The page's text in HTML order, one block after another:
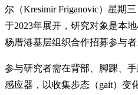
尔（Kresimir Friganovic）星期
于2023年展开，研究对象是本
杨厝港基层组织合作招募参与者
参与研究者需在背部、脚踝、
感应器，以收集步态（gait）变